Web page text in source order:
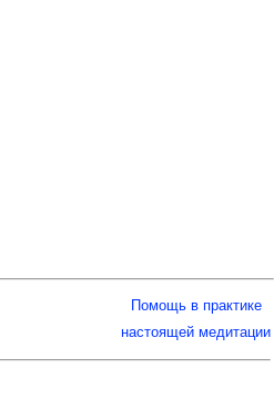
Помощь в практике
настоящей медитации